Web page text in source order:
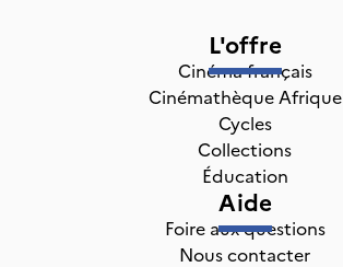
L'offre
Cinéma français
Cinémathèque Afrique
Cycles
Collections
Éducation
Aide
Foire aux questions
Nous contacter